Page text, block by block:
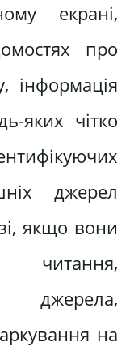
екрані,
про
інформація
яких чітко
джерел
якщо вони
джерела,
на